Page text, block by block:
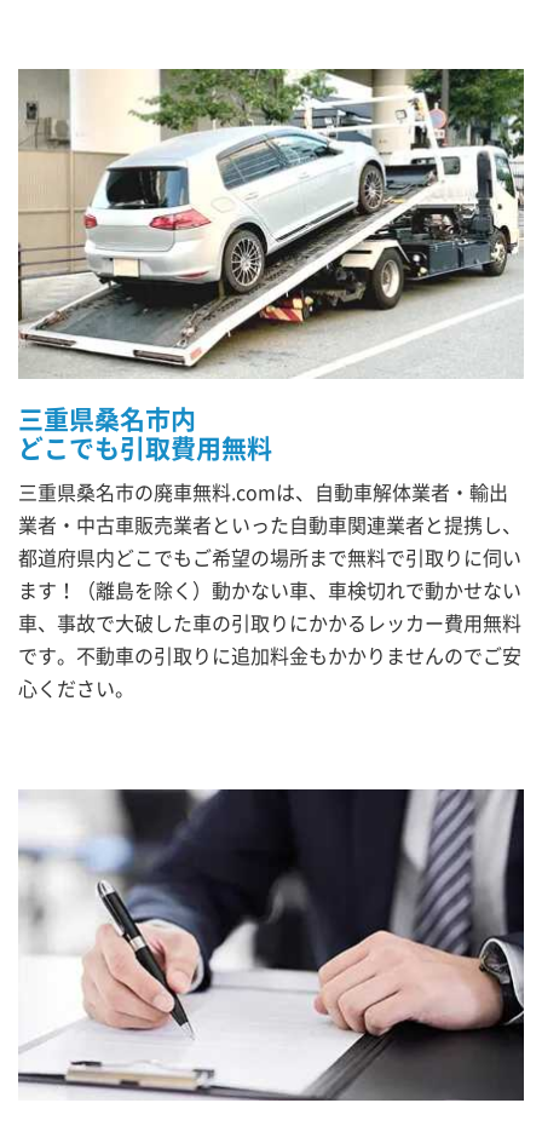
三重県桑名市内
どこでも引取費用無料
三重県桑名市の廃車無料.comは、自動車解体業者・輸出
業者・中古車販売業者といった自動車関連業者と提携し、
都道府県内どこでもご希望の場所まで無料で引取りに伺い
ます！（離島を除く）動かない車、車検切れで動かせない
車、事故で大破した車の引取りにかかるレッカー費用無料
です。不動車の引取りに追加料金もかかりませんのでご安
心ください。